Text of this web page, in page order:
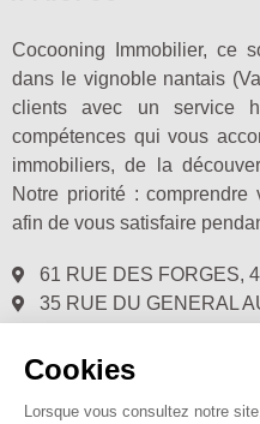
Cocooning Immobilier, ce
dans le vignoble nantais
clients avec un service
compétences qui vous
immobiliers, de la
Notre priorité :
afin de vous satisfaire
61 RUE DES FORGES,
35 RUE DU GENERAL